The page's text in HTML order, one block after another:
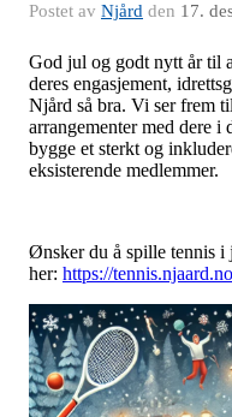
Postet av Njård den 17.
God jul og godt nytt år til
deres engasjement,
Njård så bra. Vi ser frem
arrangementer med dere i
bygge et sterkt og
eksisterende medlemmer.
Ønsker du å spille tennis i
her: https://